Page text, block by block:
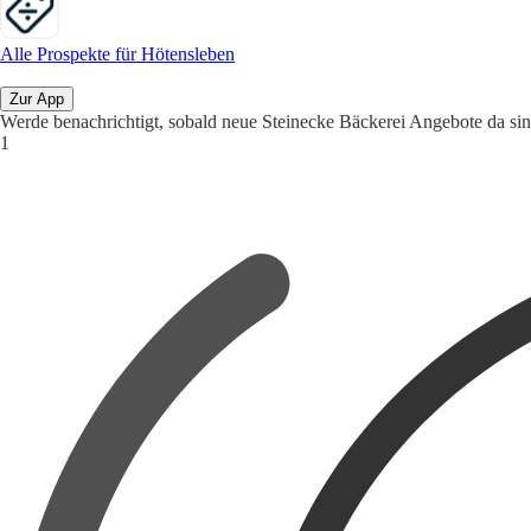
Alle Prospekte für Hötensleben
Zur App
Werde benachrichtigt, sobald neue Steinecke Bäckerei Angebote da